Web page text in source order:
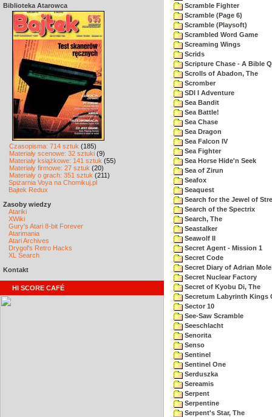
Biblioteka Atarowca
Czasopisma: 714 sztuk (185)
Materiały scenowe: 32 sztuki (9)
Materiały książkowe: 141 sztuk (55)
Materiały firmowe: 27 sztuk (20)
Materiały o grach: 351 sztuk (211)
Spiżarnia Voya na Chomikuj.pl
Bajtek Redux
Zasoby wiedzy
Atariki
XWiki
Gury's Atari 8-bit Forever
Atarimania
Atari Archives
Drygol's Retro Hacks
XL Search
Kontakt
HI SCORE CAFÉ
Scramble Fighter
Scramble (Page 6)
Scramble (Playsoft)
Scrambled Word Game
Screaming Wings
Scrids
Scripture Chase - A Bible
Scrolls of Abadon, The
Scromber
SDI I Adventure
Sea Bandit
Sea Battle!
Sea Chase
Sea Dragon
Sea Falcon IV
Sea Fighter
Sea Horse Hide'n Seek
Sea of Zirun
Seafox
Seaquest
Search for the Jewel of
Search of the Spectrix
Search, The
Seastalker
Seawolf II
Secret Agent - Mission 1
Secret Code
Secret Diary of Adrian
Secret Nuclear Factory
Secret of Kyobu Di, The
Secretum Labyrinth Kings
Sector 10
See-Saw Scramble
Seeschlacht
Senorita
Senso
Sentinel
Sentinel One
Serduszka
Sereamis
Serpent
Serpentine
Serpent's Star, The